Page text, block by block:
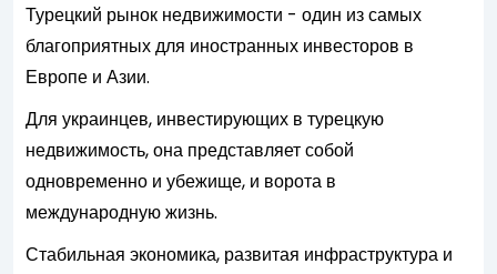
Турецкий рынок недвижимости - один из самых
благоприятных для иностранных инвесторов в
Европе и Азии.
Для украинцев, инвестирующих в турецкую
недвижимость, она представляет собой
одновременно и убежище, и ворота в
международную жизнь.
Стабильная экономика, развитая инфраструктура и